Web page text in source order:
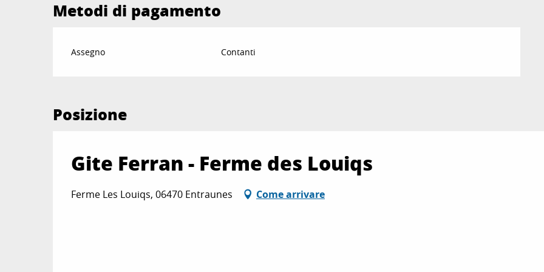
Metodi di pagamento
Assegno Contanti
Posizione
Gite Ferran - Ferme des Louiqs
Ferme Les Louiqs, 06470 Entraunes Come arrivare